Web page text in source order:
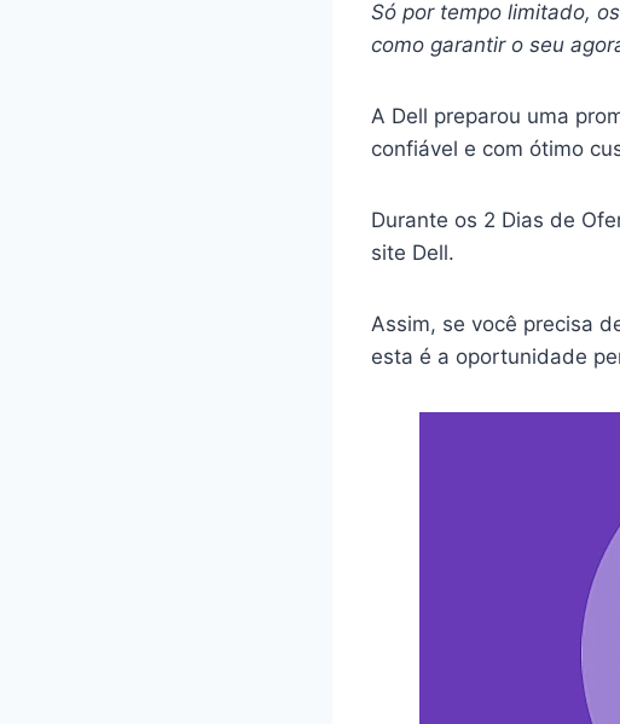
Só por tempo limitado,
como garantir o seu
A Dell preparou uma
confiável e com ótimo
Durante os 2 Dias de
site Dell.
Assim, se você precisa
esta é a oportunidade